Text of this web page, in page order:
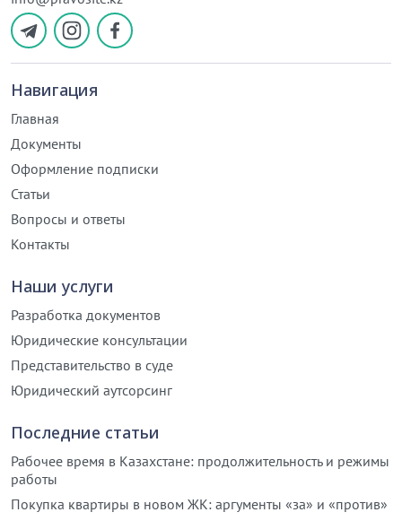
Навигация
Главная
Документы
Оформление подписки
Статьи
Вопросы и ответы
Контакты
Наши услуги
Разработка документов
Юридические консультации
Представительство в суде
Юридический аутсорсинг
Последние статьи
Рабочее время в Казахстане: продолжительность и режимы
работы
Покупка квартиры в новом ЖК: аргументы «за» и «против»